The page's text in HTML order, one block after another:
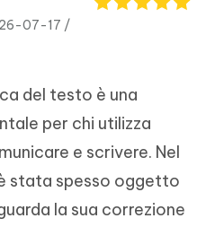
07-17 /
del testo è una
per chi utilizza
e scrivere. Nel
stata spesso oggetto
la sua correzione